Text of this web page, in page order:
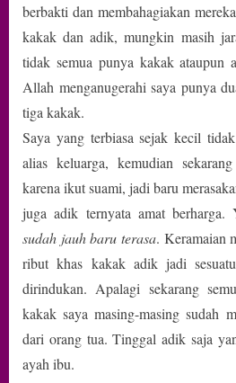
berbakti dan membahagiakan
kakak dan adik, mungkin masih
tidak semua punya kakak ataupun
Allah menganugerahi saya punya
tiga kakak.
Saya yang terbiasa sejak kecil
alias keluarga, kemudian
karena ikut suami, jadi baru
juga adik ternyata amat berharga.
sudah jauh baru terasa. Keramaian
ribut khas kakak adik jadi
dirindukan. Apalagi sekarang
kakak saya masing-masing sudah
dari orang tua. Tinggal adik saja
ayah ibu.